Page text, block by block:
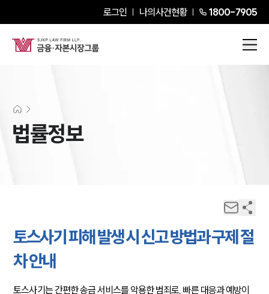
로그인 나의사건현황 1800-7905
법률정보
토스사기 피해 발생 시 신고 방법과 구제 절
차 안내
토스사기는 간편한 송금 서비스를 악용한 범죄로, 빠른 대응과 예방이